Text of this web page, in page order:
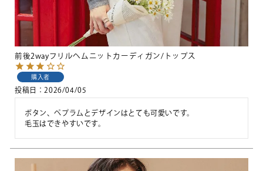
前後2wayフリルヘムニットカーディガン/トップス
購入者
投稿日 2026/04/05
ボタン、ペプラムとデザインはとても可愛いです。